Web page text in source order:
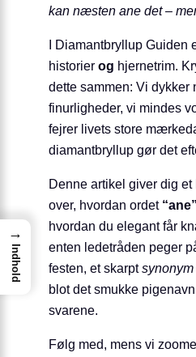
kan næsten ane det –
I Diamantbryllup Guiden
historier og hjernetrim.
dette sammen: Vi dykker
finurligheder, vi mindes
fejrer livets store
diamantbryllup gør det
Denne artikel giver dig
over, hvordan ordet “ane”
hvordan du elegant får
enten ledetråden peger
festen, et skarptsynonym
blot det smukke pigenavn
svarene.
Følg med, mens vi
→
Indhold